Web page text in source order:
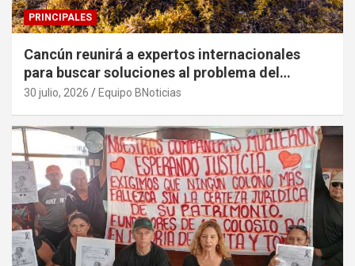
PRINCIPALES
Cancún reunirá a expertos internacionales
para buscar soluciones al problema del
sargazo
30 julio, 2026 Equipo BNoticias